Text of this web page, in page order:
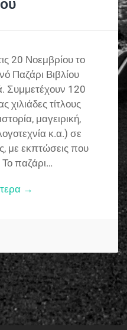
20 Νοεμβρίου το
Παζάρι Βιβλίου
Συμμετέχουν 120
χιλιάδες τίτλους
μαγειρική,
κ.α.) σε
με εκπτώσεις που
παζάρι…
→